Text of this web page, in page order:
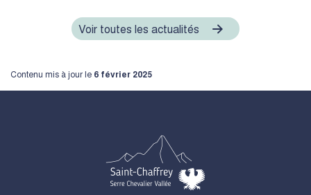
Voir toutes les actualités
Contenu mis à jour le 6 février 2025